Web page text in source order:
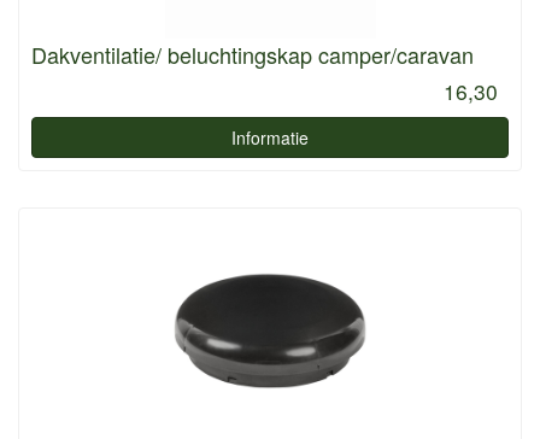
Dakventilatie/ beluchtingskap camper/caravan
16,30
Informatie